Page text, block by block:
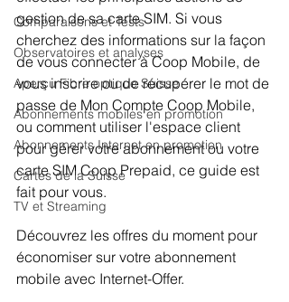
Comparaisons et Tests
Observatoires et analyses
Aperçu Fibre optique Suisse
Abonnements mobiles en promotion
Abonnements Internet en promotion
Cartes de la Suisse
TV et Streaming
gestion de sa carte SIM. Si vous
cherchez des informations sur la façon
de vous connecter à Coop Mobile, de
vous inscrire ou de récupérer le mot de
passe de Mon Compte Coop Mobile,
ou comment utiliser l'espace client
pour gérer votre abonnement ou votre
carte SIM Coop Prepaid, ce guide est
fait pour vous.
Découvrez les offres du moment pour
économiser sur votre abonnement
mobile avec Internet-Offer.